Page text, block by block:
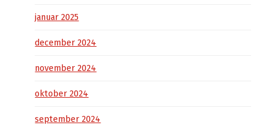
januar 2025
december 2024
november 2024
oktober 2024
september 2024